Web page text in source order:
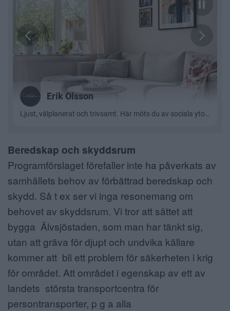
Beredskap och skyddsrum
Programförslaget förefaller inte ha påverkats av
samhällets behov av förbättrad beredskap och
skydd. Så t ex ser vi inga resonemang om
behovet av skyddsrum. Vi tror att sättet att
bygga Älvsjöstaden, som man har tänkt sig,
utan att gräva för djupt och undvika källare
kommer att bli ett problem för säkerheten i krig
för området. Att området i egenskap av ett av
landets största transportcentra för
persontransporter, p g a alla